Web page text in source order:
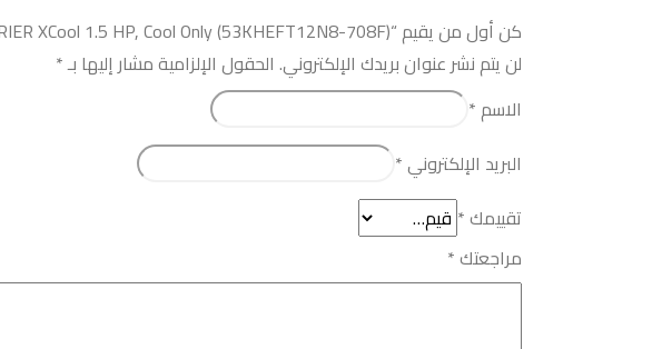
كن أول من يقيم “CARRIER XCool 1.5 HP, Cool Only (53KHEFT12N8-708F)”
لن يتم نشر عنوان بريدك الإلكتروني. الحقول الإلزامية مشار إليها بـ*
الاسم*
البريد الإلكتروني*
تقييمك*
مراجعتك*